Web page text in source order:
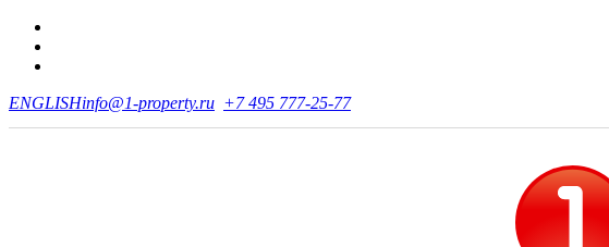
ENGLISHinfo@1-property.ru +7 495 777-25-77